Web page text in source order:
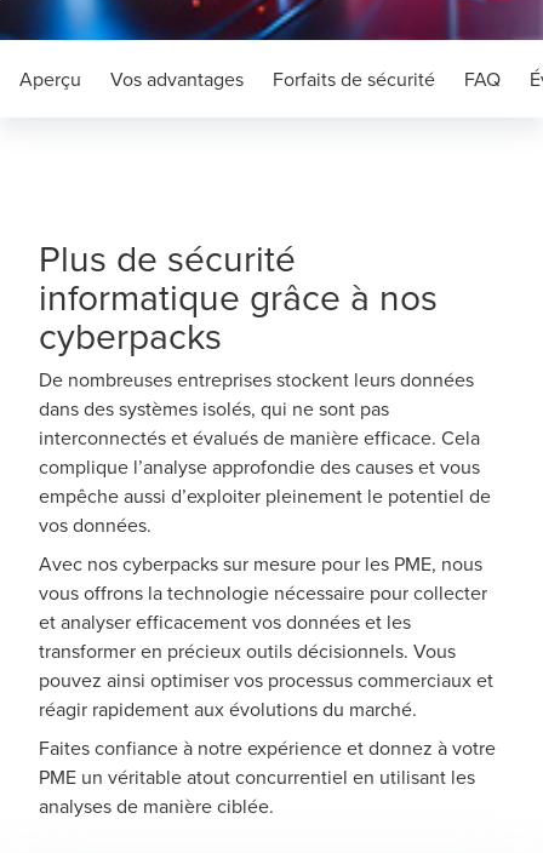
Aperçu Vos advantages Forfaits de sécurité FAQ
Plus de sécurité
informatique grâce à nos
cyberpacks
De nombreuses entreprises stockent leurs données
dans des systèmes isolés, qui ne sont pas
interconnectés et évalués de manière efficace. Cela
complique l’analyse approfondie des causes et vous
empêche aussi d’exploiter pleinement le potentiel de
vos données.
Avec nos cyberpacks sur mesure pour les PME, nous
vous offrons la technologie nécessaire pour collecter
et analyser efficacement vos données et les
transformer en précieux outils décisionnels. Vous
pouvez ainsi optimiser vos processus commerciaux et
réagir rapidement aux évolutions du marché.
Faites confiance à notre expérience et donnez à votre
PME un véritable atout concurrentiel en utilisant les
analyses de manière ciblée.